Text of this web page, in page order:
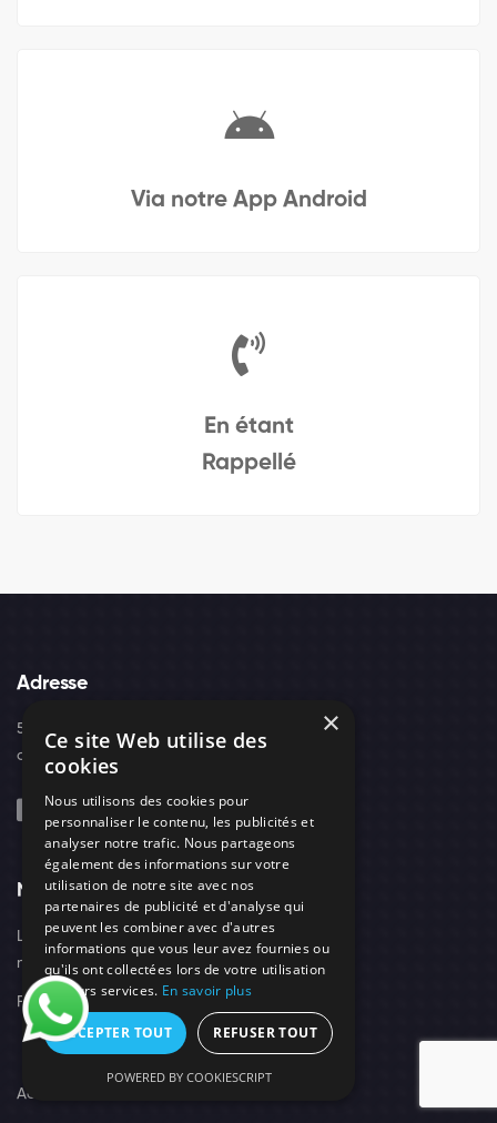
Via notre App Android
En étant
Rappellé
Adresse
52, boulevard d'Arras - 42300 - Roanne
contact@needs-protect.fr
Navigation
Les
nuisibles
Tarifs
F.A.Q
sommes
nous
Actus
Suivez-Nous
×
Ce site Web utilise des
cookies
Nous utilisons des cookies pour
personnaliser le contenu, les publicités et
analyser notre trafic. Nous partageons
également des informations sur votre
utilisation de notre site avec nos
partenaires de publicité et d'analyse qui
peuvent les combiner avec d'autres
informations que vous leur avez fournies ou
qu'ils ont collectées lors de votre utilisation
de leurs services. En savoir plus
ACCEPTER TOUT REFUSER TOUT
POWERED BY COOKIESCRIPT